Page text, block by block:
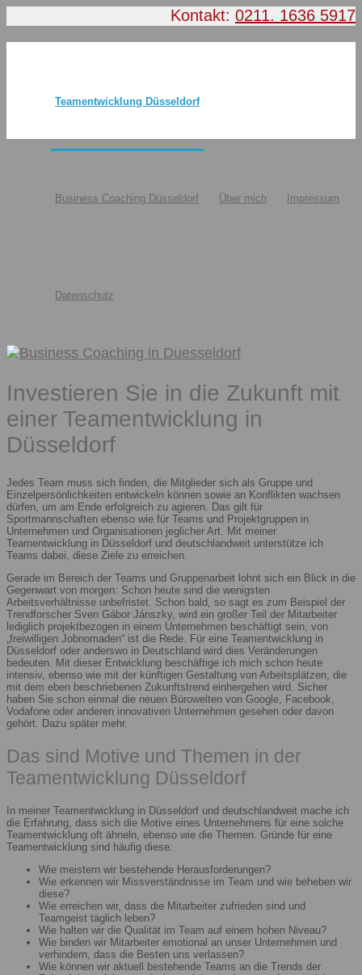
Kontakt: 0211. 1636 5917
Teamentwicklung Düsseldorf
Business Coaching Düsseldorf Über mich Impressum
Datenschutz
Investieren Sie in die Zukunft mit
einer Teamentwicklung in
Düsseldorf
Jedes Team muss sich finden, die Mitglieder sich als Gruppe und
Einzelpersönlichkeiten entwickeln können sowie an Konflikten wachsen
dürfen, um am Ende erfolgreich zu agieren. Das gilt für
Sportmannschaften ebenso wie für Teams und Projektgruppen in
Unternehmen und Organisationen jeglicher Art. Mit meiner
Teamentwicklung in Düsseldorf und deutschlandweit unterstütze ich
Teams dabei, diese Ziele zu erreichen.
Gerade im Bereich der Teams und Gruppenarbeit lohnt sich ein Blick in die
Gegenwart von morgen: Schon heute sind die wenigsten
Arbeitsverhältnisse unbefristet. Schon bald, so sagt es zum Beispiel der
Trendforscher Sven Gábor Jánszky, wird ein großer Teil der Mitarbeiter
lediglich projektbezogen in einem Unternehmen beschäftigt sein, von
„freiwilligen Jobnomaden“ ist die Rede. Für eine Teamentwicklung in
Düsseldorf oder anderswo in Deutschland wird dies Veränderungen
bedeuten. Mit dieser Entwicklung beschäftige ich mich schon heute
intensiv, ebenso wie mit der künftigen Gestaltung von Arbeitsplätzen, die
mit dem eben beschriebenen Zukunftstrend einhergehen wird. Sicher
haben Sie schon einmal die neuen Bürowelten von Google, Facebook,
Vodafone oder anderen innovativen Unternehmen gesehen oder davon
gehört. Dazu später mehr.
Das sind Motive und Themen in der
Teamentwicklung Düsseldorf
In meiner Teamentwicklung in Düsseldorf und deutschlandweit mache ich
die Erfahrung, dass sich die Motive eines Unternehmens für eine solche
Teamentwicklung oft ähneln, ebenso wie die Themen. Gründe für eine
Teamentwicklung sind häufig diese:
Wie meistern wir bestehende Herausforderungen?
Wie erkennen wir Missverständnisse im Team und wie beheben wir
diese?
Wie erreichen wir, dass die Mitarbeiter zufrieden sind und
Teamgeist täglich leben?
Wie halten wir die Qualität im Team auf einem hohen Niveau?
Wie binden wir Mitarbeiter emotional an unser Unternehmen und
verhindern, dass die Besten uns verlassen?
Wie können wir aktuell bestehende Teams an die Trends der